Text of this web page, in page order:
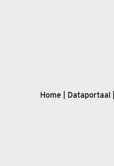
Home Dataportaal